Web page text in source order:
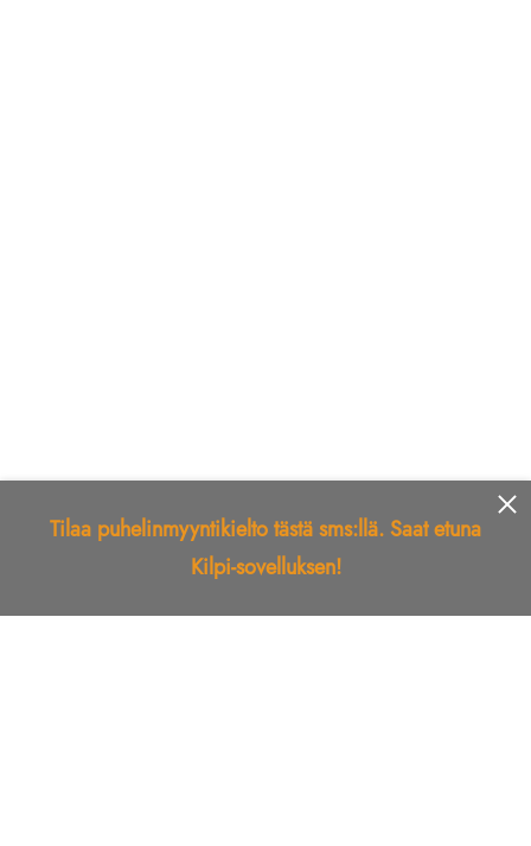
Tilaa puhelinmyyntikielto tästä sms:llä. Saat etuna
Kilpi-sovelluksen!